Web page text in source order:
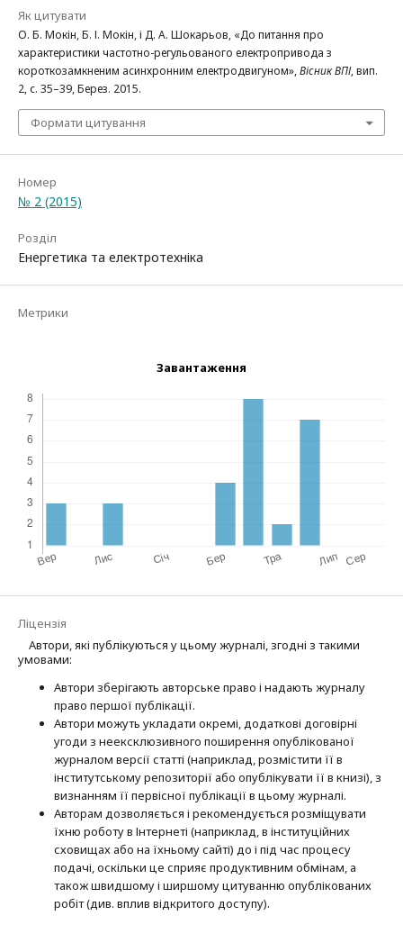
Як цитувати
О. Б. Мокін, Б. І. Мокін, і Д. А. Шокарьов, «До питання про
характеристики частотно-регульованого електропривода з
короткозамкненим асинхронним електродвигуном»,Вісник ВПІ, вип.
2, с. 35–39, Берез. 2015.
Формати цитування
Номер
№ 2 (2015)
Розділ
Енергетика та електротехніка
Метрики
Завантаження
Ліцензія
Автори, які публікуються у цьому журналі, згодні з такими
умовами:
Автори зберігають авторське право і надають журналу
право першої публі­кації.
Автори можуть укладати окремі, додат­кові договірні
угоди з неексклюзив­ного поширення опублікованої
журналом версії статті (наприклад, розмістити її в
інститутському репозиторії або опубліку­вати її в книзі), з
визнанням її первісної публікації в цьому журналі.
Авторам дозволяється і рекомендується розміщувати
їхню роботу в Інтернеті (наприклад, в інституційних
сховищах або на їхньому сайті) до і під час процесу
подачі, оскільки це сприяє продуктивним обмінам, а
також швидшому і ширшому цитуванню опубліко­ва­них
робіт (див. вплив відкритого доступу).